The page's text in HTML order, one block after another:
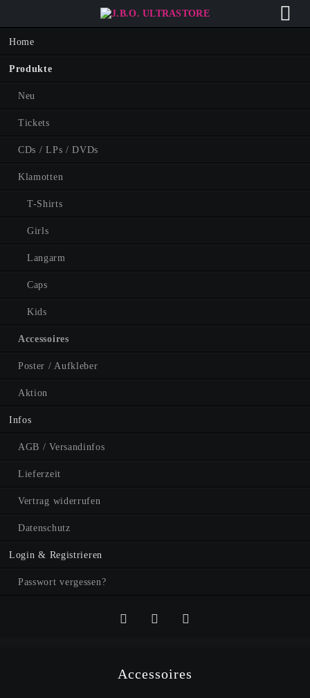
Home
Produkte
Neu
Tickets
CDs / LPs / DVDs
Klamotten
T-Shirts
Girls
Langarm
Caps
Kids
Accessoires
Poster / Aufkleber
Aktion
Infos
AGB / Versandinfos
Lieferzeit
Vertrag widerrufen
Datenschutz
Login & Registrieren
Passwort vergessen?
FacebookYouTube
Accessoires